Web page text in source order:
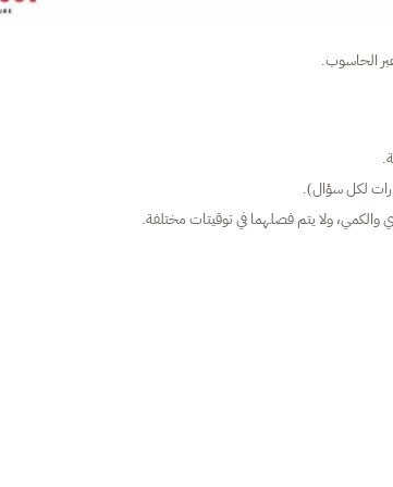
ولا يتم فصلهما في توقيتات مختلفة.